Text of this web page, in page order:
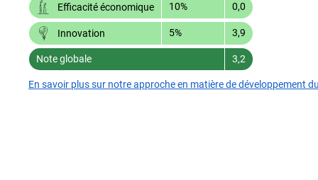
Efficacité économique 10% 0,0
Innovation 5% 3,9
Note globale 3,2
En savoir plus sur notre approche en matière de développement